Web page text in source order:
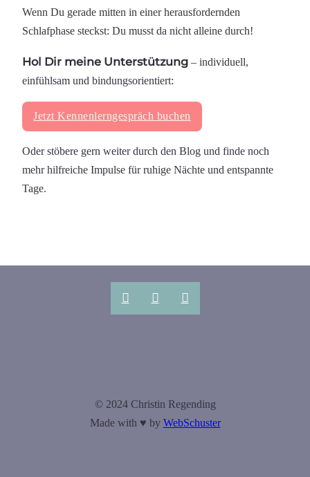
Wenn Du gerade mitten in einer herausfordernden
Schlafphase steckst: Du musst da nicht alleine durch!
Hol Dir meine Unterstützung – individuell,
einfühlsam und bindungsorientiert:
Jetzt Kennenlerngespräch buchen
Oder stöbere gern weiter durch den Blog und finde noch
mehr hilfreiche Impulse für ruhige Nächte und entspannte
Tage.
© 2024 Christin Regending
Made with ♥ by WebSchuster